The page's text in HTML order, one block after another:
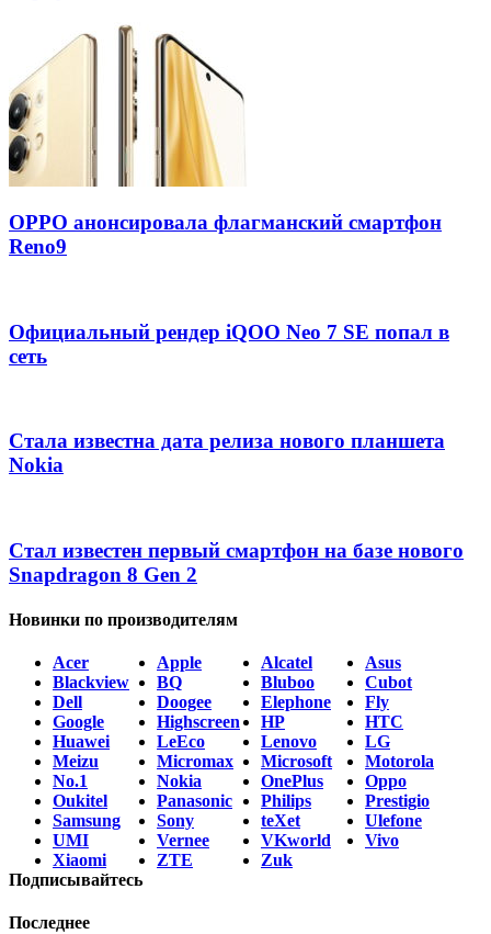
OPPO анонсировала флагманский смартфон
Reno9
Официальный рендер iQOO Neo 7 SE попал в
сеть
Стала известна дата релиза нового планшета
Nokia
Стал известен первый смартфон на базе нового
Snapdragon 8 Gen 2
Новинки по производителям
Acer Apple Alcatel
Asus
Blackview
BQ Bluboo
Cubot
Dell
Doogee Elephone
Fly
Google
Highscreen HP
HTC
Huawei
LeEco Lenovo
LG
Meizu
Micromax Microsoft
Motorola
No.1
Nokia OnePlus
Oppo
Oukitel
Panasonic Philips
Prestigio
Samsung
Sony teXet
Ulefone
UMI
Vernee VKworld
Vivo
Xiaomi
ZTE
Zuk
Подписывайтесь
Последнее